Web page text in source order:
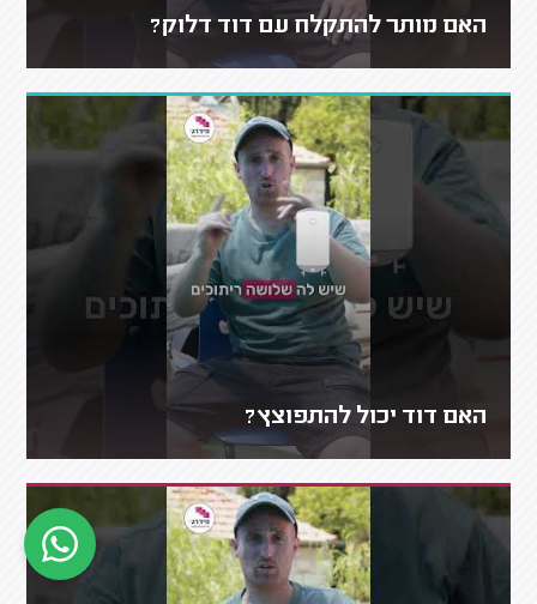
האם מותר להתקלח עם דוד דלוק?
האם דוד יכול להתפוצץ?